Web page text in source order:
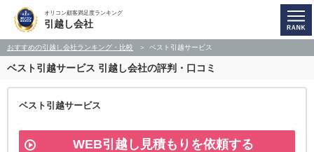
オリコン顧客満足度ランキング
引越し会社
おすすめの引越し会社ランキング・比較 ベスト引越サービス
ベスト引越サービス 引越し会社の評判・口コミ
ベスト引越サービス
WEB引越し見積もりを依頼する